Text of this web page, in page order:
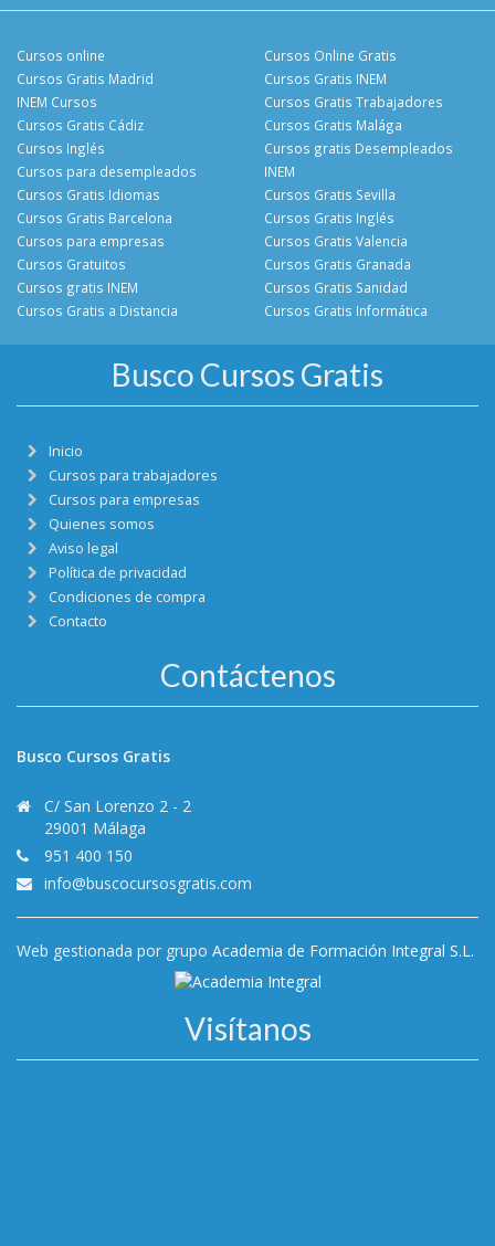
Cursos online
Cursos Gratis Madrid
INEM Cursos
Cursos Gratis Cádiz
Cursos Online Gratis
Cursos Gratis INEM
Cursos Gratis Trabajadores
Cursos Gratis Malága
Cursos Inglés
Cursos para desempleados
Cursos Gratis Idiomas
Cursos Gratis Barcelona
Cursos gratis Desempleados
INEM
Cursos Gratis Sevilla
Cursos Gratis Inglés
Cursos para empresas
Cursos Gratuitos
Cursos gratis INEM
Cursos Gratis a Distancia
Cursos Gratis Valencia
Cursos Gratis Granada
Cursos Gratis Sanidad
Cursos Gratis Informática
Busco Cursos Gratis
Inicio
Cursos para trabajadores
Cursos para empresas
Quienes somos
Aviso legal
Política de privacidad
Condiciones de compra
Contacto
Contáctenos
Busco Cursos Gratis
C/ San Lorenzo 2 - 2
29001 Málaga
951 400 150
info@buscocursosgratis.com
Web gestionada por grupo Academia de Formación Integral S.L.
Visítanos